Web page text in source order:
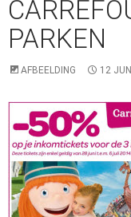
PARKEN
AFBEELDING 12